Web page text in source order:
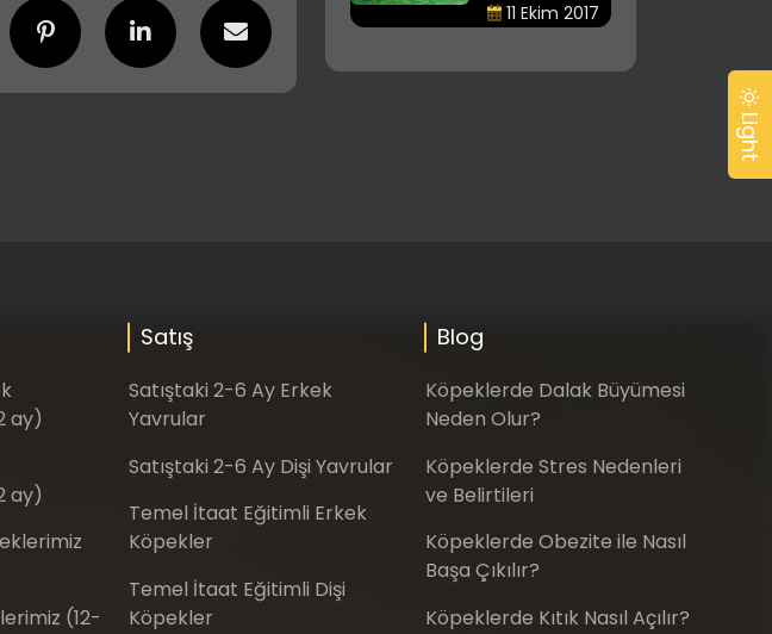
11 Ekim 2017
ay)
ay)
(12-
Satış
Satıştaki 2-6 Ay Erkek
Yavrular
Satıştaki 2-6 Ay Dişi Yavrular
Temel İtaat Eğitimli Erkek
Köpekler
Temel İtaat Eğitimli Dişi
Köpekler
Blog
Köpeklerde Dalak Büyümesi
Neden Olur?
Köpeklerde Stres Nedenleri
ve Belirtileri
Köpeklerde Obezite ile Nasıl
Başa Çıkılır?
Köpeklerde Kıtık Nasıl Açılır?
Light